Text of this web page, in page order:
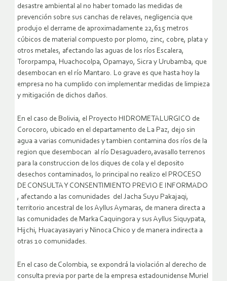
desastre ambiental al no haber tomado las medidas de
prevención sobre sus canchas de relaves, negligencia que
produjo el derrame de aproximadamente 22,615 metros
cúbicos de material compuesto por plomo, zinc, cobre, plata y
otros metales, afectando las aguas de los ríos Escalera,
Tororpampa, Huachocolpa, Opamayo, Sicra y Urubamba, que
desembocan en el río Mantaro. Lo grave es que hasta hoy la
empresa no ha cumplido con implementar medidas de limpieza
y mitigación de dichos daños.
En el caso de Bolivia, el Proyecto HIDROMETALURGICO de
Corocoro, ubicado en el departamento de La Paz, dejo sin
agua a varias comunidades y tambien contamina dos ríos de la
region que desembocan al río Desaguadero,avasallo terrenos
para la construccion de los diques de cola y el deposito
desechos contaminados, lo principal no realizo el PROCESO
DE CONSULTA Y CONSENTIMIENTO PREVIO E INFORMADO
, afectando a las comunidades del Jacha Suyu Pakajaqi,
territorio ancestral de los Ayllus Aymaras, de manera directa a
las comunidades de Marka Caquingora y sus Ayllus Siquypata,
Hijchi, Huacayasayari y Ninoca Chico y de manera indirecta a
otras 10 comunidades.
En el caso de Colombia, se expondrá la violación al derecho de
consulta previa por parte de la empresa estadounidense Muriel